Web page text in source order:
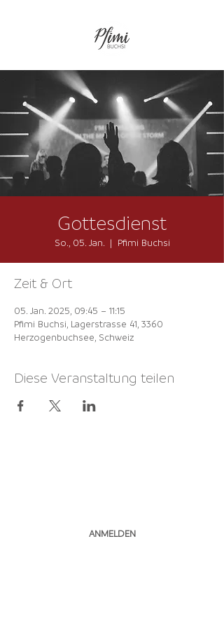
Gottesdienst
So., 05. Jan.
  |
Pfimi Buchsi
Zeit & Ort
05. Jan. 2025, 09:45 – 11:15
Pfimi Buchsi, Lagerstrasse 41, 3360
Herzogenbuchsee, Schweiz
Diese Veranstaltung teilen
ANMELDEN